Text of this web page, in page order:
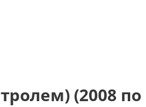
(2008